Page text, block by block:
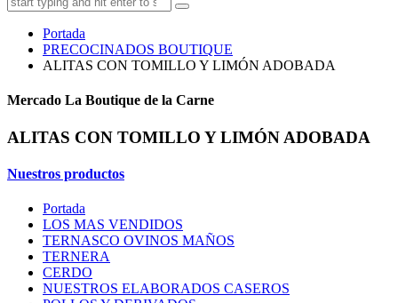
Portada
PRECOCINADOS BOUTIQUE
ALITAS CON TOMILLO Y LIMÓN ADOBADA
Mercado La Boutique de la Carne
ALITAS CON TOMILLO Y LIMÓN ADOBADA
Nuestros productos
Portada
LOS MAS VENDIDOS
TERNASCO OVINOS MAÑOS
TERNERA
CERDO
NUESTROS ELABORADOS CASEROS